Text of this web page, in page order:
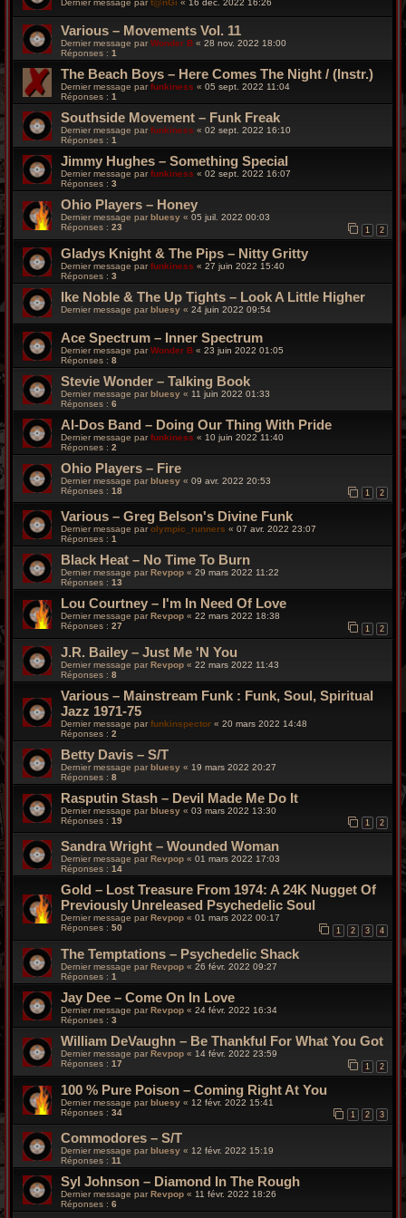
Dernier message part@nGi « 16 déc. 2022 16:26
Various – Movements Vol. 11
Dernier message par Wonder B « 28 nov. 2022 18:00
Réponses : 1
The Beach Boys – Here Comes The Night / (Instr.)
Dernier message parfunkiness « 05 sept. 2022 11:04
Réponses : 1
Southside Movement – Funk Freak
Dernier message par funkiness « 02 sept. 2022 16:10
Réponses : 1
Jimmy Hughes – Something Special
Dernier message parfunkiness « 02 sept. 2022 16:07
Réponses : 3
Ohio Players ‎– Honey
Dernier message par bluesy « 05 juil. 2022 00:03
Réponses : 23 1 2
Gladys Knight & The Pips – Nitty Gritty
Dernier message parfunkiness « 27 juin 2022 15:40
Réponses : 3
Ike Noble & The Up Tights – Look A Little Higher
Dernier message par bluesy « 24 juin 2022 09:54
Ace Spectrum – Inner Spectrum
Dernier message parWonder B « 23 juin 2022 01:05
Réponses : 8
Stevie Wonder – Talking Book
Dernier message par bluesy « 11 juin 2022 01:33
Réponses : 6
Al-Dos Band – Doing Our Thing With Pride
Dernier message parfunkiness « 10 juin 2022 11:40
Réponses : 2
Ohio Players – Fire
Dernier message par bluesy « 09 avr. 2022 20:53
Réponses : 18 1 2
Various – Greg Belson's Divine Funk
Dernier message parolympic_runners « 07 avr. 2022 23:07
Réponses : 1
Black Heat – No Time To Burn
Dernier message par Revpop « 29 mars 2022 11:22
Réponses : 13
Lou Courtney – I'm In Need Of Love
Dernier message par Revpop « 22 mars 2022 18:38
Réponses : 27 1 2
J.R. Bailey – Just Me 'N You
Dernier message par Revpop « 22 mars 2022 11:43
Réponses : 8
Various – Mainstream Funk : Funk, Soul, Spiritual
Jazz 1971-75
Dernier message par funkinspector « 20 mars 2022 14:48
Réponses : 2
Betty Davis – S/T
Dernier message par bluesy « 19 mars 2022 20:27
Réponses : 8
Rasputin Stash – Devil Made Me Do It
Dernier message parbluesy « 03 mars 2022 13:30
Réponses : 19 1 2
Sandra Wright – Wounded Woman
Dernier message par Revpop « 01 mars 2022 17:03
Réponses : 14
Gold – Lost Treasure From 1974: A 24K Nugget Of
Previously Unreleased Psychedelic Soul
Dernier message par Revpop « 01 mars 2022 00:17
Réponses : 50 1 2 3 4
The Temptations – Psychedelic Shack
Dernier message par Revpop « 26 févr. 2022 09:27
Réponses : 1
Jay Dee ‎– Come On In Love
Dernier message parRevpop « 24 févr. 2022 16:34
Réponses : 3
William DeVaughn – Be Thankful For What You Got
Dernier message par Revpop « 14 févr. 2022 23:59
Réponses : 17 1 2
100 % Pure Poison – Coming Right At You
Dernier message parbluesy « 12 févr. 2022 15:41
Réponses : 34 1 2 3
Commodores – S/T
Dernier message par bluesy « 12 févr. 2022 15:19
Réponses : 11
Syl Johnson – Diamond In The Rough
Dernier message parRevpop « 11 févr. 2022 18:26
Réponses : 6